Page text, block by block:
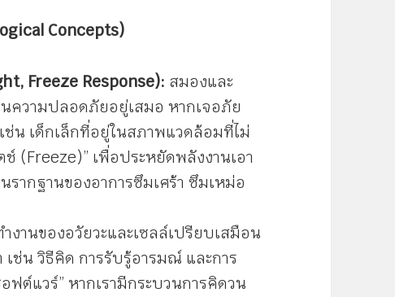
Concepts)
Freeze Response): สมองและ
ความปลอดภัยอยู่เสมอ หากเจอภัย
ช่น เด็กเล็กที่อยู่ในสภาพแวดล้อมที่ไม่
(Freeze)” เพื่อประหยัดพลังงานเอา
รากฐานของอาการซึมเศร้า ซึมเหม่อ
ำงานของอวัยวะและเซลล์เปรียบเสมือน
เช่น วิธีคิด การรับรู้อารมณ์ และการ
ต์แวร์” หากเรามีกระบวนการคิดวน